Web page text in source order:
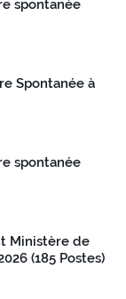
spontanée
Spontanée à
spontanée
Ministère de
(185 Postes)